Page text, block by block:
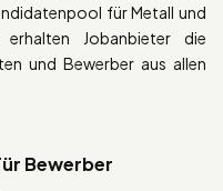
für Metall und
erhalten Jobanbieter die
und Bewerber aus allen
Bewerber